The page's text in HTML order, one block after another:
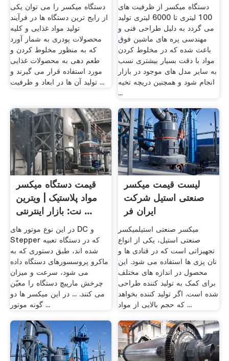
دستگاه میکسر را می توان یکی
از رایج ترین دستگاه ها در فرآیند
تولید مواد غذایی و کلیه
محصولات پودری به شمار آورد
که به منظور مخلوط کردن و
طعم دهی به محصولات غذایی
مورد استفاده قرار می گیرند و
تولید آن ها در ابعاد و ظرفیت ...
دستگاه میکسر از ظرفیت های
100 لیتری تا 6000 لیتری تولید
می گردد به دلیل طراحی فنی و
مهندسی پره های ماشین فوق
باعث شده که در مخلوط کردن
مواد با دقت بسیار بیشتری نسب
به سایر مدل های موجود در بازار
انجام شود و همچنین دریچه تخیه
...
قیمت دستگاه میکسر
مواد پلاستیک | ویترین
نت: بازار اینترنتی ...
در این نوع موتور های DC و
Stepper که در دستگاه تعبیه
شده اند، طبق دستوری که به
ماکرو پروسسورهای دستگاه داده
می شود، سرعت و میزان
چرخش مارپیچ دستگاه را معیّن
می کنند. ... در این میکسر ها دو
گونه موتور ...
لیست قیمت میکسر
صنعتی استیل شرکت
ایران فر
میکسر صنعتی استیلمیکسر
صنعتی استیل، یکی از انواع
تجهیزاتی است که در قنادی ها و
نان پزی ها استفاده می شود. این
محصول در اندازه های مختلف
برای کمک به تولید کننده طراحی
شده است. اگر تولید کننده بخواهد
که حجم بالایی از مواد ...